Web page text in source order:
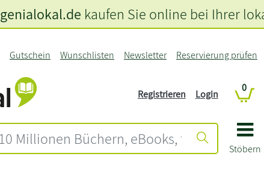
Stöbern
Gutschein Wunschlisten Newsletter Reservierung prüfen
Registrieren Login
0
genialokal.de kaufen Sie online bei Ihrer